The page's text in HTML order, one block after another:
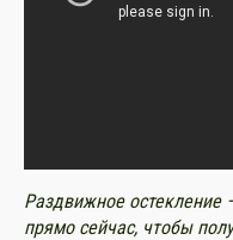
Раздвижное остекление
прямо сейчас, чтобы